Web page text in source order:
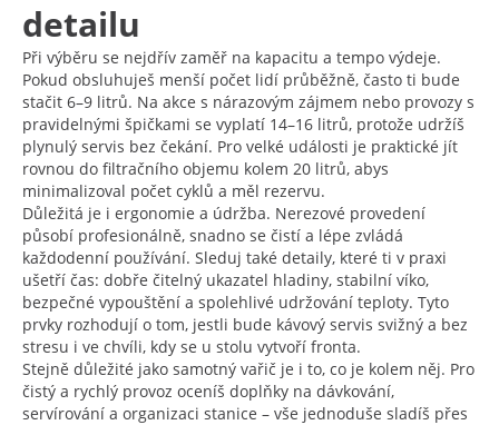
detailu
Při výběru se nejdřív zaměř na kapacitu a tempo výdeje.
Pokud obsluhuješ menší počet lidí průběžně, často ti bude
stačit 6–9 litrů. Na akce s nárazovým zájmem nebo provozy s
pravidelnými špičkami se vyplatí 14–16 litrů, protože udržíš
plynulý servis bez čekání. Pro velké události je praktické jít
rovnou do filtračního objemu kolem 20 litrů, abys
minimalizoval počet cyklů a měl rezervu.
Důležitá je i ergonomie a údržba. Nerezové provedení
působí profesionálně, snadno se čistí a lépe zvládá
každodenní používání. Sleduj také detaily, které ti v praxi
ušetří čas: dobře čitelný ukazatel hladiny, stabilní víko,
bezpečné vypouštění a spolehlivé udržování teploty. Tyto
prvky rozhodují o tom, jestli bude kávový servis svižný a bez
stresu i ve chvíli, kdy se u stolu vytvoří fronta.
Stejně důležité jako samotný vařič je i to, co je kolem něj. Pro
čistý a rychlý provoz oceníš doplňky na dávkování,
servírování a organizaci stanice – vše jednoduše sladíš přes